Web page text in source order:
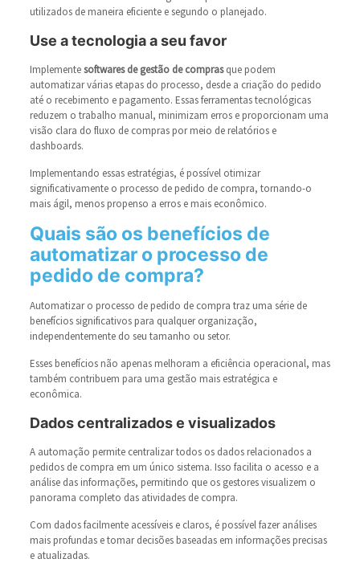
utilizados de maneira eficiente e segundo o planejado.
Use a tecnologia a seu favor
Implementesoftwares de gestão de comprasque podem
automatizar várias etapas do processo, desde a criação do pedido
até o recebimento e pagamento. Essas ferramentas tecnológicas
reduzem o trabalho manual, minimizam erros e proporcionam uma
visão clara do fluxo de compras por meio de relatórios e
dashboards.
Implementando essas estratégias, é possível otimizar
significativamente o processo de pedido de compra, tornando-o
mais ágil, menos propenso a erros e mais econômico.
Quais são os benefícios de
automatizar o processo de
pedido de compra?
Automatizar o processo de pedido de compra traz uma série de
benefícios significativos para qualquer organização,
independentemente do seu tamanho ou setor.
Esses benefícios não apenas melhoram a eficiência operacional, mas
também contribuem para uma gestão mais estratégica e
econômica.
Dados centralizados e visualizados
A automação permite centralizar todos os dados relacionados a
pedidos de compra em um único sistema. Isso facilita o acesso e a
análise das informações, permitindo que os gestores visualizem o
panorama completo das atividades de compra.
Com dados facilmente acessíveis e claros, é possível fazer análises
mais profundas e tomar decisões baseadas em informações precisas
e atualizadas.